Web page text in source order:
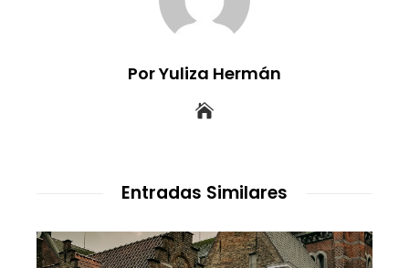
Por Yuliza Hermán
Entradas Similares